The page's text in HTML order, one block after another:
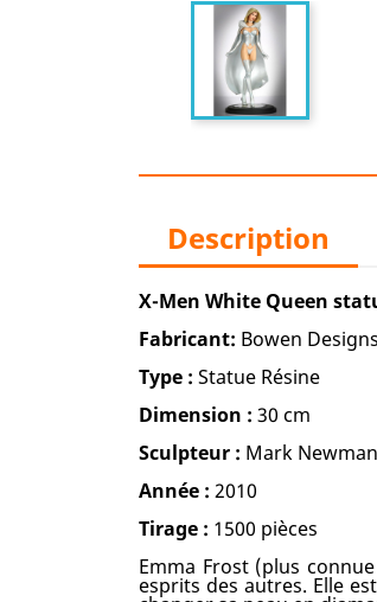
Description
X-Men White Queen
Fabricant: Bowen Designs
Type : Statue Résine
Dimension : 30 cm
Sculpteur : Mark Newman
Année : 2010
Tirage : 1500 pièces
Emma Frost (plus
esprits des autres. Elle